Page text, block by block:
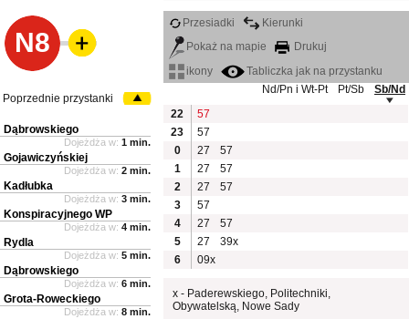
N8
Przesiadki
Kierunki
Pokaż na mapie
Drukuj
ikony
Tabliczka jak na przystanku
Nd/Pn i Wt-Pt
Pt/Sb
Sb/Nd
22
57
23
57
0
27
57
1
27
57
2
27
57
3
57
4
27
57
5
27
39x
6
09x
x - Paderewskiego, Politechniki,
Obywatelską, Nowe Sady
Poprzednie przystanki
Dąbrowskiego
Dojeżdża w: 1 min.
Gojawiczyńskiej
Dojeżdża w: 2 min.
Kadłubka
Dojeżdża w: 3 min.
Konspiracyjnego WP
Dojeżdża w: 4 min.
Rydla
Dojeżdża w: 5 min.
Dąbrowskiego
Dojeżdża w: 6 min.
Grota-Roweckiego
Dojeżdża w: 8 min.